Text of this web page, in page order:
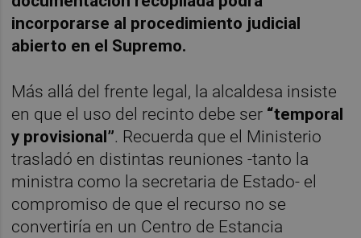
incorporarse al procedimiento judicial
abierto en el Supremo.
Más allá del frente legal, la alcaldesa insiste
en que el uso del recinto debe ser “temporal
y provisional”. Recuerda que el Ministerio
trasladó en distintas reuniones -tanto la
ministra como la secretaria de Estado- el
compromiso de que el recurso no se
convertiría en un Centro de Estancia